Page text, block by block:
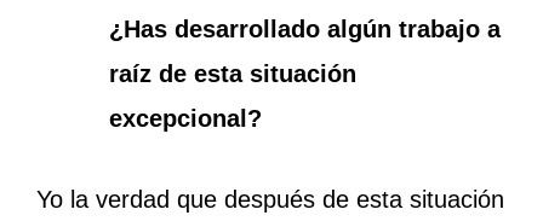
¿Has desarrollado algún trabajo a
raíz de esta situación
excepcional?
Yo la verdad que después de esta situación